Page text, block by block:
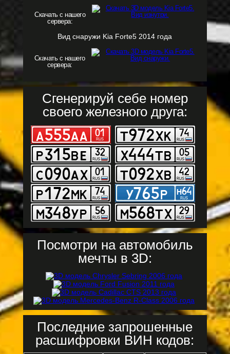
Скачать с нашего
сервера:
Вид снаружи Kia Forte5 2014 года
Скачать с нашего
сервера:
Сгенерируй себе номер
своего железного друга:
Посмотри на автомобиль
мечты в 3D:
Последние запрошенные
расшифровки ВИН кодов: